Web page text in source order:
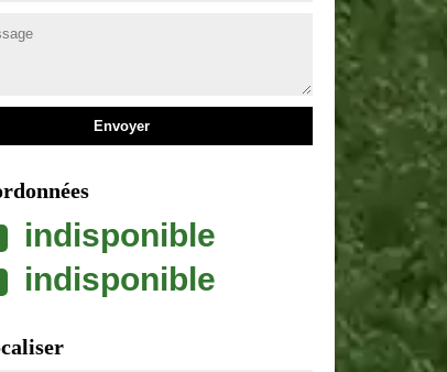
indisponible
indisponible